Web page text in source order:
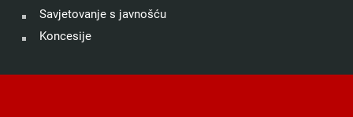
Savjetovanje s javnošću
Koncesije